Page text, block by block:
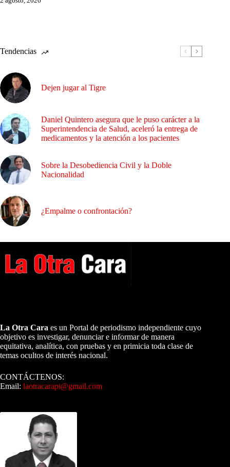
Tendencias
Dejen jugar al Tigre
Daniel Quintero asegura que le puso carácter a la
Superintendencia de Salud, aceleró la entrega de
medicamentos y la atención a los pacientes
Sobre la Desobediencia Civil y la Doble
Nacionalidad
¿Empalme o confrontación?
La Otra Cara es un Portal de periodismo independiente cuyo
objetivo es investigar, denunciar e informar de manera
equitativa, analítica, con pruebas y en primicia toda clase de
temas ocultos de interés nacional.
CONTÁCTENOS:
Email: laotracarapi@gmail.com